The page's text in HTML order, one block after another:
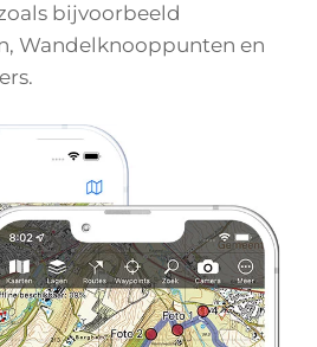
bijvoorbeeld
Wandelknooppunten en